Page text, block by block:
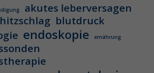
akutes leberversagen
blutdruck
endoskopie ernährung